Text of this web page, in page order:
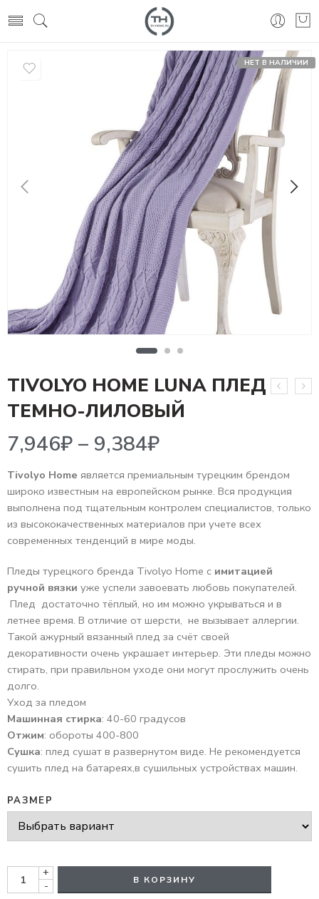
НЕТ В НАЛИЧИИ
TIVOLYO HOME LUNA ПЛЕД
ТЕМНО-ЛИЛОВЫЙ
7,946₽– 9,384₽
Tivolyo Home является премиальным турецким брендом
широко известным на европейском рынке. Вся продукция
выполнена под тщательным контролем специалистов, только
из высококачественных материалов при учете всех
современных тенденций в мире моды.
Пледы турецкого бренда Tivolyo Home c имитацией
ручной вязки уже успели завоевать любовь покупателей.
Плед достаточно тёплый, но им можно укрываться и в
летнее время. В отличие от шерсти, не вызывает аллергии.
Такой ажурный вязанный плед за счёт своей
декоративности очень украшает интерьер. Эти пледы можно
стирать, при правильном уходе они могут прослужить очень
долго.
Уход за пледом
Машинная стирка: 40-60 градусов
Отжим: обороты 400-800
Сушка: плед сушат в развернутом виде. Не рекомендуется
сушить плед на батареях,в сушильных устройствах машин.
РАЗМЕР
+
-
В КОРЗИНУ